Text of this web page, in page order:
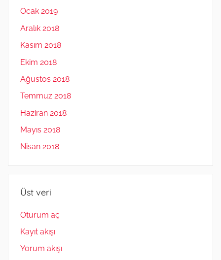
Ocak 2019
Aralık 2018
Kasım 2018
Ekim 2018
Ağustos 2018
Temmuz 2018
Haziran 2018
Mayıs 2018
Nisan 2018
Üst veri
Oturum aç
Kayıt akışı
Yorum akışı